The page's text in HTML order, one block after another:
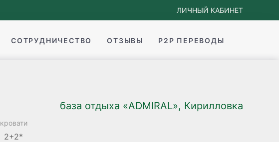
ЛИЧНЫЙ КАБИНЕТ
СОТРУДНИЧЕСТВО ОТЗЫВЫ P2P ПЕРЕВОДЫ
база отдыха «ADMIRAL», Кирилловка
кровати
2+2*